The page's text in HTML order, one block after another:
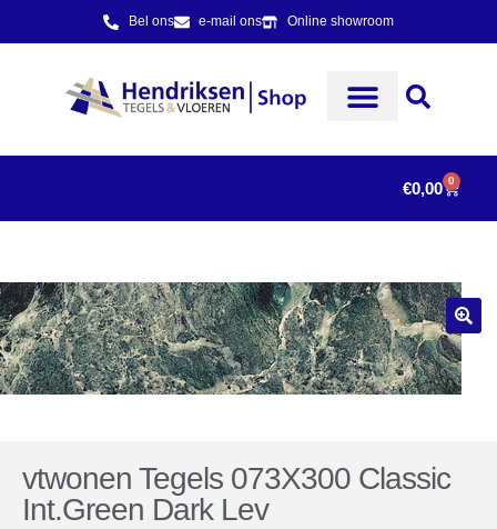
Bel ons e-mail ons Online showroom
€0,00 0
vtwonen Tegels 073X300 Classic
Int.Green Dark Lev